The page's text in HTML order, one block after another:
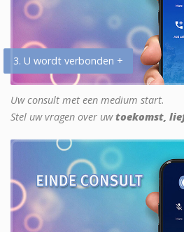
3. U wordt verbonden +
Uw consult met een medium start.
Stel uw vragen over uwtoekomst,